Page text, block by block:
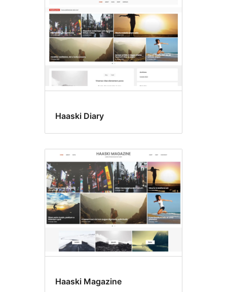
Haaski Diary
Haaski Magazine